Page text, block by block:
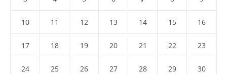
10 11 12 13 14 15 16
17 18 19 20 21 22 23
24 25 26 27 28 29 30